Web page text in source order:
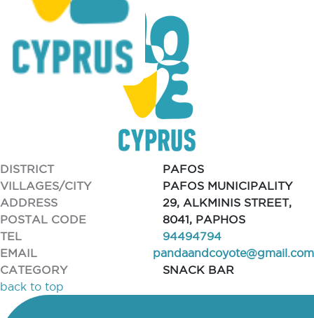
DISTRICT
PAFOS
VILLAGES/CITY
PAFOS MUNICIPALITY
ADDRESS
29, ALKMINIS STREET,
POSTAL CODE
8041, PAPHOS
TEL
94494794
EMAIL
pandaandcoyote@gmail.com
CATEGORY
SNACK BAR
back to top